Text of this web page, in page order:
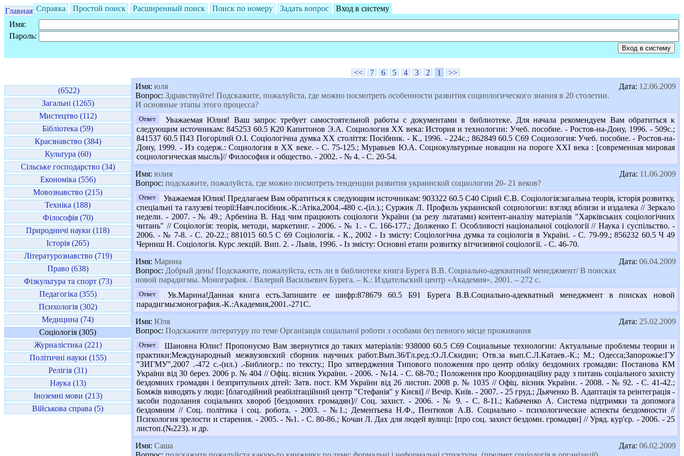
Главная Справка Простой поиск Расширенный поиск Поиск по номеру Задать вопрос
Вход в систему
Имя:
Пароль:
(6522)
Загальні (1265)
Мистецтво (112)
Бібліотека (59)
Краєзнавство (384)
Культура (60)
Сільське господарство (34)
Економіка (556)
Мовознавство (215)
Техніка (188)
Філософія (70)
Природничі науки (118)
Історія (265)
Літературознавство (719)
Право (638)
Фізкультура та спорт (73)
Педагогіка (355)
Психологія (302)
Медицина (74)
Соціологія (305)
Журналістика (221)
Політичні науки (155)
Релігія (31)
Наука (13)
Іноземні мови (213)
Військова справа (5)
<< 7 6 5 4 3 2 1
>>
Дата: 12.06.2009
Имя: юля
Вопрос: Здравствуйте! Подскажите, пожалуйста, где можно посмотреть особенности развития социологического знания в 20 столетии.
И основные этапы этого процесса?
Ответ
Уважаемая Юлия! Ваш запрос требует самостоятельной работы с документами в библиотеке. Для начала рекомендуем Вам обратиться к
следующим источникам: 845253 60.5 К20 Капитонов Э.А. Социология ХХ века: История и технологии: Учеб. пособие. - Ростов-на-Дону, 1996. - 509с.;
841537 60.5 П43 Погорілий О.І. Соціологічна думка ХХ століття: Посібник. - К., 1996. - 224с.; 862849 60.5 С69 Социология: Учеб. пособие. - Ростов-на-
Дону, 1999. - Из содерж.: Cоциология в ХХ веке. - С. 75-125.; Муравьев Ю.А. Социокультурные новации на пороге ХХІ века : [современная мировая
социологическая мысль]// Философия и общество. - 2002. - № 4. - С. 20-54.
Дата: 11.06.2009
Имя: юлия
Вопрос: подскажите, пожалуйста, где можно посмотреть тенденции развития украинской социологии 20- 21 веков?
Ответ
Уважаемая Юлия! Предлагаем Вам обратиться к следующим источникам: 903322 60.5 С40 Сірий Є.В. Соціологія:загальна теорія, історія розвитку,
спеціальні та галузеві теорії:Навч.посібник.-К.:Атіка,2004.-480 с.-(іл.).; Суржик Л. Профиль украинской социологии: взгляд вблизи и издалека // Зеркало
недели. - 2007. - № 49.; Арбеніна В. Над чим працюють соціологи України (за резу льтатами) контент-аналізу матеріалів "Харківських соціологічних
читань" // Соціологія: теорія, методи, маркетинг. - 2006. - № 1. - С. 166-177.; Долженко Г. Особливості національної соціології // Наука і суспільство. -
2006. - № 7-8. - С. 20-22.; 881015 60.5 С 69 Соціологія. - К., 2002 - Із змісту: Соціологічна думка та соціологія в Україні. - С. 79-99.; 856232 60.5 Ч 49
Черниш Н. Соціологія. Курс лекцій. Вип. 2. - Львів, 1996. - Із змісту: Основні етапи розвитку вітчизняної соціології. - С. 46-70.
Дата: 06.04.2009
Имя: Марина
Вопрос: Добрый день! Подскажите, пожалуйста, есть ли в библиотеке книга Бурега В.В. Социально-адекватный менеджмент/ В поисках
новой парадигмы. Монография. / Валерий Васильевич Бурега. – К.: Издательский центр «Академия», 2001. – 272 с.
Ответ
Ув.Марина!Данная книга есть.Запишите ее шифр:878679 60.5 Б91 Бурега В.В.Социально-адекватный менеджмент в поисках новой
парадигмы:монография.-К.:Академия,2001.-271С.
Дата: 25.02.2009
Имя: Юля
Вопрос: Подскажите литературу по теме Організація соціальної роботи з особами без певного місце проживання
Ответ
Шановна Юлиє! Пропонуємо Вам звернутися до таких матеріалів: 938000 60.5 С69 Социальные технологии: Актуальные проблемы теории и
практики:Международный межвузовский сборник научных работ.Вып.36/Гл.ред.:О.Л.Скидин; Отв.за вып.С.Л.Катаев.-К.; М.; Одесса;Запорожье:ГУ
"ЗИГМУ",2007 .-472 с.-(ил.) .-Библиогр.: по тексту.; Про затвердження Типового положення про центр обліку бездомних громадян: Постанова КМ
України від 30 берез. 2006 р. № 404 // Офіц. вісник України. - 2006. - №14. - С. 68-70.; Положення про Координаційну раду з питань соціального захисту
бездомних громадян і безпритульних дітей: Затв. пост. КМ України від 26 листоп. 2008 р. № 1035 // Офіц. вісник України. - 2008. - № 92. - С. 41-42.;
Бомжів виводять у люди: [благодійний реабілітаційний центр "Стефанія" у Києві] // Вечір. Київ. - 2007. - 25 груд.; Дьяченко В. Адаптація та реінтеграція -
засоби подолання соціальних хвороб [бездомних громадян]// Соц. захист. - 2006. - № 9. - С. 8-11.; Кабаченко А. Система підтримки та допомога
бездомним // Соц. політика і соц. робота. - 2003. - №1.; Дементьева Н.Ф., Пентюхов А.В. Социально - психологические аспекты бездомности //
Психология зрелости и старения. - 2005. - №1. - С. 80-86.; Кочан Л. Дах для людей вулиці: [про соц. захист бездомн. громадян] // Уряд. кур'єр. - 2006. - 25
листоп.(№223). и др.
Дата: 06.02.2009
Имя: Саша